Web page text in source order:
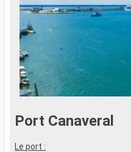
Port Canaveral
Le port :